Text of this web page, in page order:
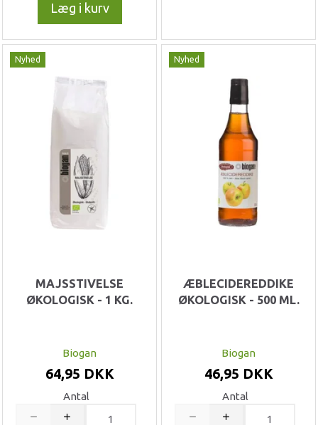
Læg i kurv
Nyhed
MAJSSTIVELSE
ØKOLOGISK - 1 KG.
Biogan
64,95 DKK
Antal
Nyhed
ÆBLECIDEREDDIKE
ØKOLOGISK - 500 ML.
Biogan
46,95 DKK
Antal